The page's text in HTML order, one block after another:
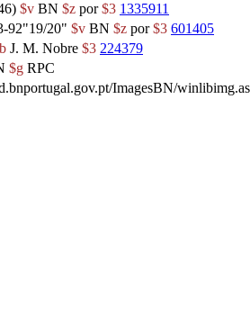
$v BN $z por$3 1335911
92"19/20" $v BN $z por$3 601405
J. M. Nobre $3 224379
$g RPC
ImagesBN/